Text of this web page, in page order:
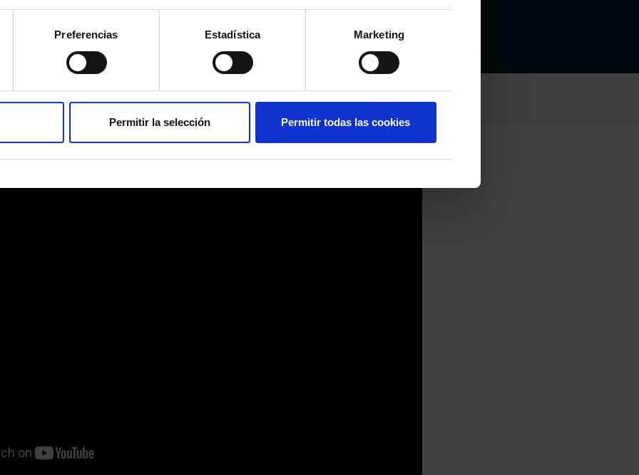
Preferencias Estadística Marketing
Permitir la selección Permitir todas las cookies